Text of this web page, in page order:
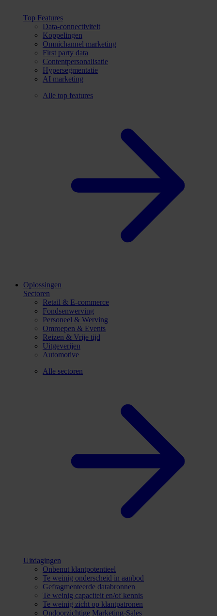
Top Features
Data-connectiviteit
Koppelingen
Omnichannel marketing
First party data
Contentpersonalisatie
Hypersegmentatie
AI marketing
Alle top features
Oplossingen
Sectoren
Retail & E-commerce
Fondsenwerving
Personeel & Werving
Omroepen & Events
Reizen & Vrije tijd
Uitgeverijen
Automotive
Alle sectoren
Uitdagingen
Onbenut klantpotentieel
Te weinig onderscheid in aanbod
Gefragmenteerde databronnen
Te weinig capaciteit en/of kennis
Te weinig zicht op klantpatronen
Ondoorzichtige Marketing-Sales